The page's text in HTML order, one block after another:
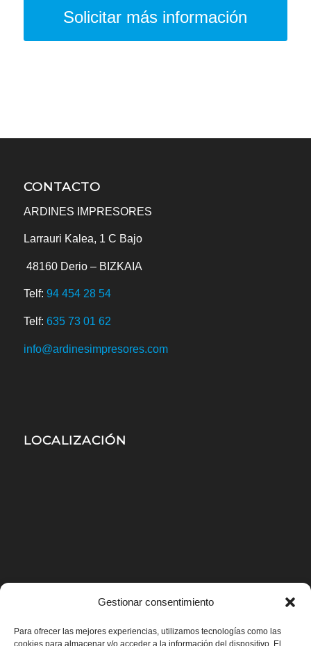
Gestionar consentimiento
Para ofrecer las mejores experiencias, utilizamos tecnologías como las
cookies para almacenar y/o acceder a la información del dispositivo. El
Solicitar más información
CONTACTO
ARDINES IMPRESORES
Larrauri Kalea, 1 C Bajo
48160 Derio – BIZKAIA
Telf: 94 454 28 54
Telf: 635 73 01 62
info@ardinesimpresores.com
LOCALIZACIÓN